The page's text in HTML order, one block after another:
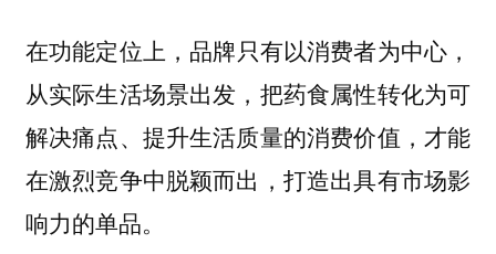
在功能定位上， 品牌只有以消费者为中心，
从实际生活场景出发，把药食属性转化为可
解决痛点、提升生活质量的消费价值 ，才能
在激烈竞争中脱颖而出，打造出具有市场影
响力的单品。